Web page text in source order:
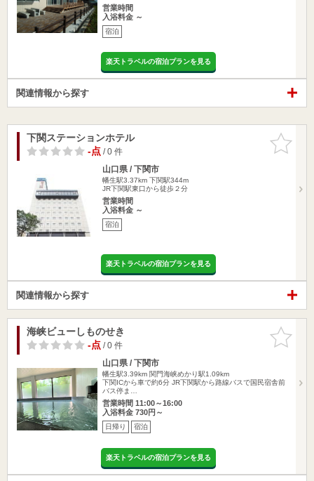
営業時間
入浴料金 ～
宿泊
楽天トラベルの宿泊プランを見る
関連情報から探す
お気に入
りに追加
下関ステーションホテル
-点/ 0 件
山口県 / 下関市
幡生駅3.37km 下関駅344m
JR下関駅東口から徒歩２分
営業時間
入浴料金 ～
宿泊
楽天トラベルの宿泊プランを見る
関連情報から探す
お気に入
りに追加
海峡ビューしものせき
-点/ 0 件
山口県 / 下関市
幡生駅3.39km 関門海峡めかり駅1.09km
下関ICから車で約6分 JR下関駅から路線バスで国民宿舎前
バス停ま…
営業時間 11:00～16:00
入浴料金 730円～
日帰り 宿泊
楽天トラベルの宿泊プランを見る